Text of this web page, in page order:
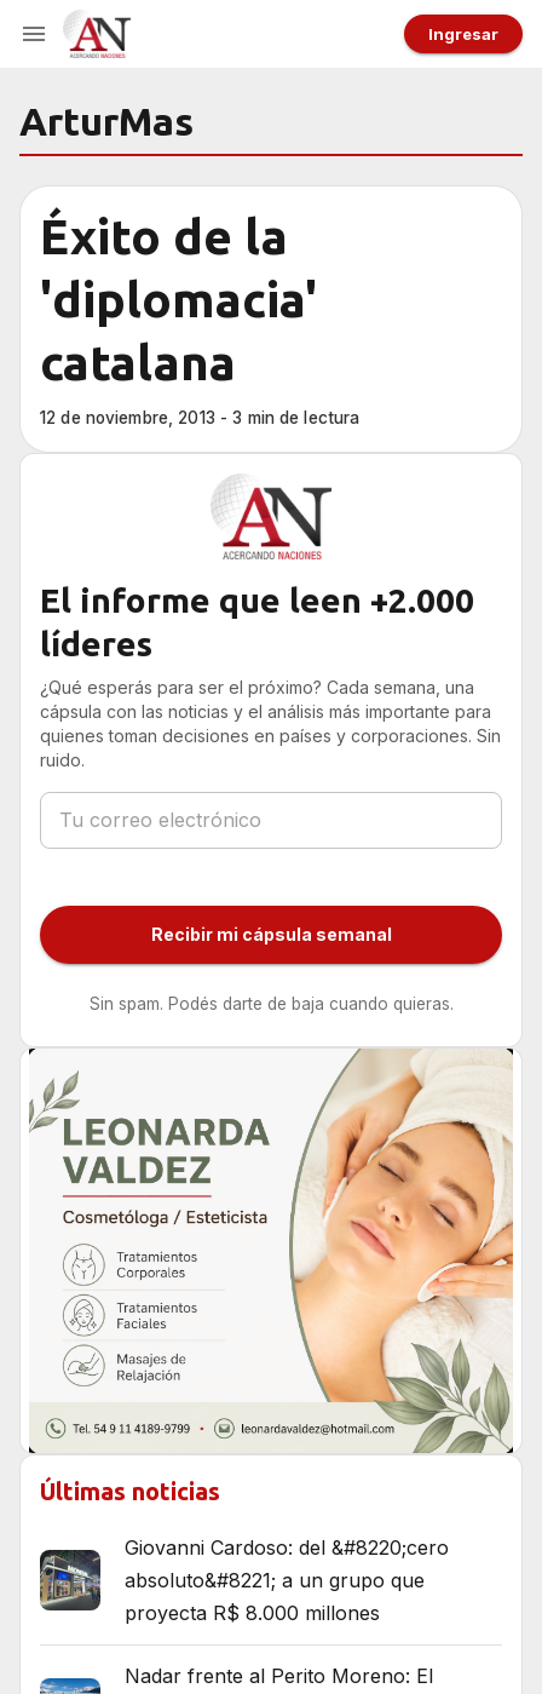
Ingresar
ArturMas
Éxito de la
'diplomacia'
catalana
12 de noviembre, 2013 - 3 min de lectura
El informe que leen +2.000
líderes
¿Qué esperás para ser el próximo? Cada semana, una
cápsula con las noticias y el análisis más importante para
quienes toman decisiones en países y corporaciones. Sin
ruido.
Recibir mi cápsula semanal
Sin spam. Podés darte de baja cuando quieras.
Últimas noticias
Giovanni Cardoso: del &#8220;cero
absoluto&#8221; a un grupo que
proyecta R$ 8.000 millones
Nadar frente al Perito Moreno: El